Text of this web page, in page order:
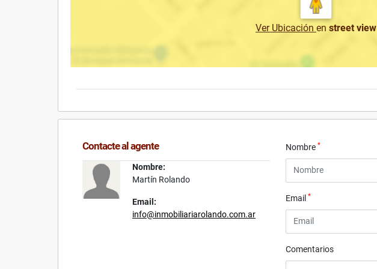
Ver Ubicación en street view
Contacte al agente
Nombre:
Martín Rolando
Email:
info@inmobiliariarolando.com.ar
Nombre*
Email*
Comentarios